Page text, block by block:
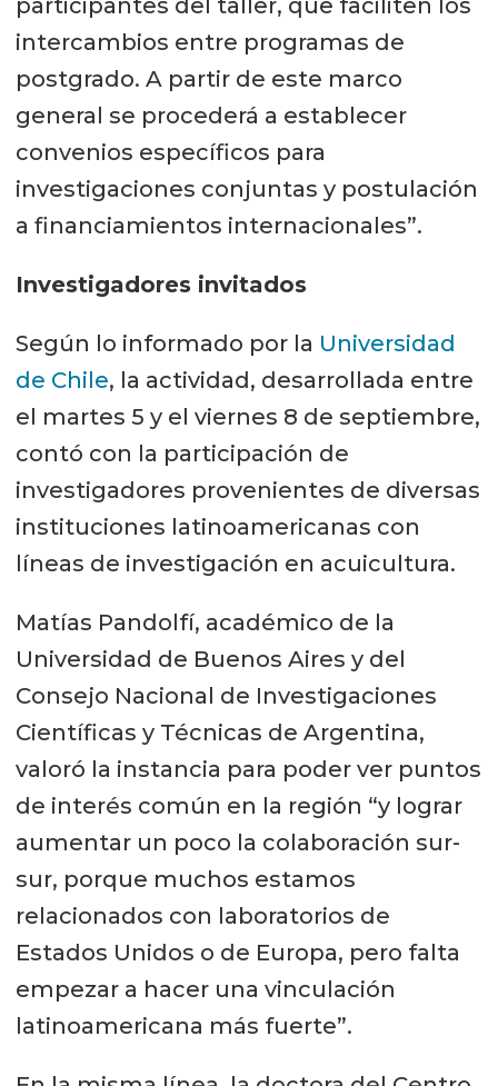
participantes del taller, que faciliten los
intercambios entre programas de
postgrado. A partir de este marco
general se procederá a establecer
convenios específicos para
investigaciones conjuntas y postulación
a financiamientos internacionales”.
Investigadores invitados
Según lo informado por la Universidad
de Chile, la actividad, desarrollada entre
el martes 5 y el viernes 8 de septiembre,
contó con la participación de
investigadores provenientes de diversas
instituciones latinoamericanas con
líneas de investigación en acuicultura.
Matías Pandolfí, académico de la
Universidad de Buenos Aires y del
Consejo Nacional de Investigaciones
Científicas y Técnicas de Argentina,
valoró la instancia para poder ver puntos
de interés común en la región “y lograr
aumentar un poco la colaboración sur-
sur, porque muchos estamos
relacionados con laboratorios de
Estados Unidos o de Europa, pero falta
empezar a hacer una vinculación
latinoamericana más fuerte”.